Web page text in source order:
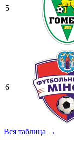
5
6
Вся таблица →